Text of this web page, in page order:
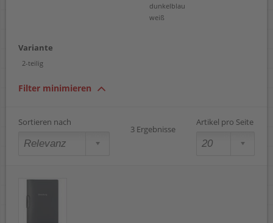
dunkelblau
weiß
Variante
2-teilig
Filter minimieren
Sortieren nach
3 Ergebnisse
Artikel pro Seite